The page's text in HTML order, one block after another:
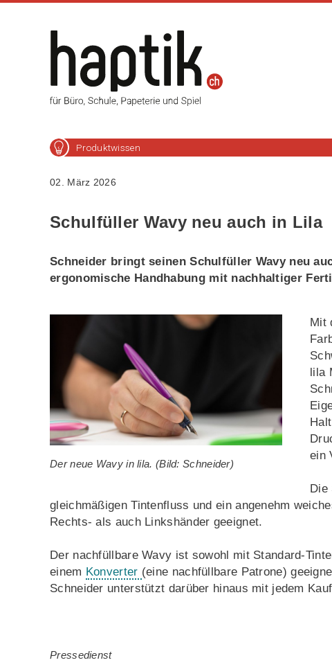
Produktwissen
02. März 2026
Schulfüller Wavy neu auch in Lila
Schneider bringt seinen Schulfüller Wavy neu
ergonomische Handhabung mit nachhaltiger
Der neue Wavy in lila. (Bild: Schneider)
Mit
lila
ein
Die
gleichmäßigen Tintenfluss und ein angenehm
Rechts- als auch Linkshänder geeignet.
Der nachfüllbare Wavy ist sowohl mit Standard-
einem Konverter (eine nachfüllbare Patrone)
Schneider unterstützt darüber hinaus mit jedem
Pressedienst